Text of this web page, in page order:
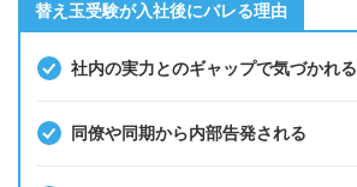
替え玉受験が入社後にバレる理由
社内の実力とのギャップで気づかれる
同僚や同期から内部告発される